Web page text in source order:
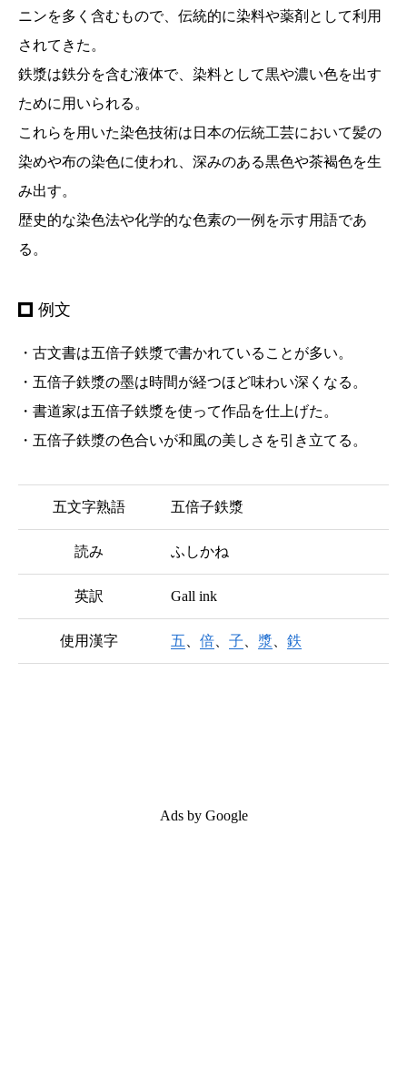
ニンを多く含むもので、伝統的に染料や薬剤として利用
されてきた。
鉄漿は鉄分を含む液体で、染料として黒や濃い色を出す
ために用いられる。
これらを用いた染色技術は日本の伝統工芸において髪の
染めや布の染色に使われ、深みのある黒色や茶褐色を生
み出す。
歴史的な染色法や化学的な色素の一例を示す用語であ
る。
例文
・古文書は五倍子鉄漿で書かれていることが多い。
・五倍子鉄漿の墨は時間が経つほど味わい深くなる。
・書道家は五倍子鉄漿を使って作品を仕上げた。
・五倍子鉄漿の色合いが和風の美しさを引き立てる。
五文字熟語 五倍子鉄漿
読み ふしかね
英訳 Gall ink
使用漢字 五 倍 子 漿 鉄
Ads by Google